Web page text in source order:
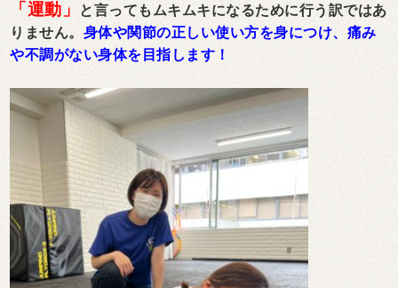
「運動」 と言ってもムキムキになるために行う訳ではあ
りません。 身体や関節の正しい使い方を身につけ、痛み
や不調がない身体を目指します！